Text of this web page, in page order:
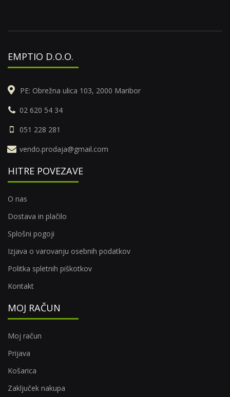
EMPTIO D.O.O.
PE: Obrežna ulica 103, 2000 Maribor
02 620 54 34
051 228 281
vendo.prodaja@gmail.com
HITRE POVEZAVE
O nas
Dostava in plačilo
Splošni pogoji
Izjava o varovanju osebnih podatkov
Politka spletnih piškotkov
Kontakt
MOJ RAČUN
Moj račun
Prijava
Košarica
Zaključek nakupa